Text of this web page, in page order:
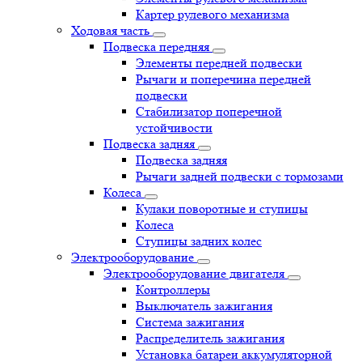
Картер рулевого механизма
Ходовая часть
Подвеска передняя
Элементы передней подвески
Рычаги и поперечина передней
подвески
Стабилизатор поперечной
устойчивости
Подвеска задняя
Подвеска задняя
Рычаги задней подвески с тормозами
Колеса
Кулаки поворотные и ступицы
Колеса
Ступицы задних колес
Электрооборудование
Электрооборудование двигателя
Контроллеры
Выключатель зажигания
Система зажигания
Распределитель зажигания
Установка батареи аккумуляторной